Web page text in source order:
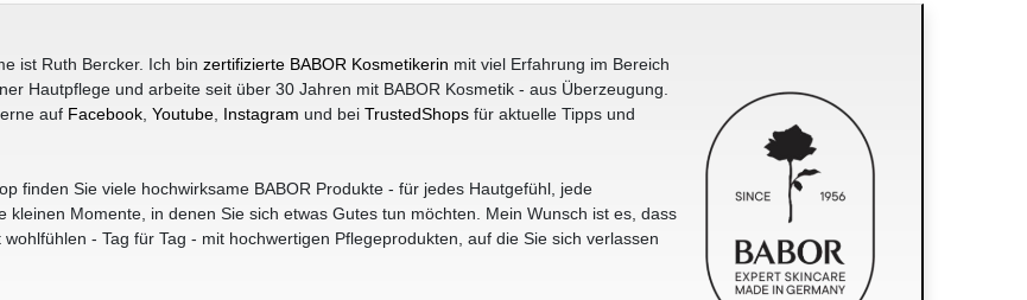
ist Ruth Bercker. Ich bin zertifizierte BABOR Kosmetikerin mit viel Erfahrung im Bereich
Hautpflege und arbeite seit über 30 Jahren mit BABOR Kosmetik - aus Überzeugung.
auf Facebook, Youtube, Instagram und bei TrustedShopsfür aktuelle Tipps und
finden Sie viele hochwirksame BABOR Produkte - für jedes Hautgefühl, jede
kleinen Momente, in denen Sie sich etwas Gutes tun möchten. Mein Wunsch ist es, dass
- Tag für Tag - mit hochwertigen Pflegeprodukten, auf die Sie sich verlassen